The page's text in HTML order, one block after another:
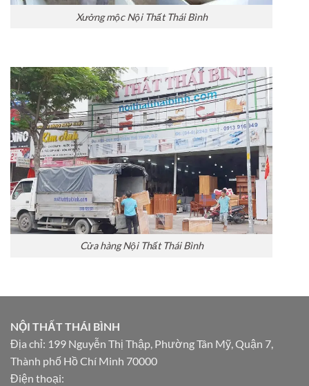
Xưởng mộc Nội Thất Thái Bình
Cửa hàng Nội Thất Thái Bình
NỘI THẤT THÁI BÌNH
Địa chỉ: 199 Nguyễn Thị Thập, Phường Tân Mỹ, Quận 7,
Thành phố Hồ Chí Minh 70000
Điện thoại: